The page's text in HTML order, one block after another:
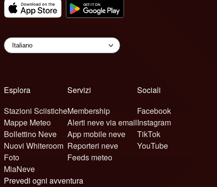
Esplora
Stazioni Sciistiche
Mappe Meteo
Bollettino Neve
Nuovi Whiteroom
Foto
MiaNeve
Servizi
Membership
Alerti neve via email
App mobile neve
Reporteri neve
Feeds meteo
Sociali
Facebook
Instagram
TikTok
YouTube
Prevedi ogni avventura